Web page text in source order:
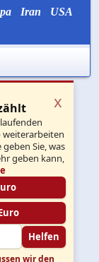
Iran
USA
weiterarbeiten
geben Sie, was
geben kann,
Helfen
x
wir den